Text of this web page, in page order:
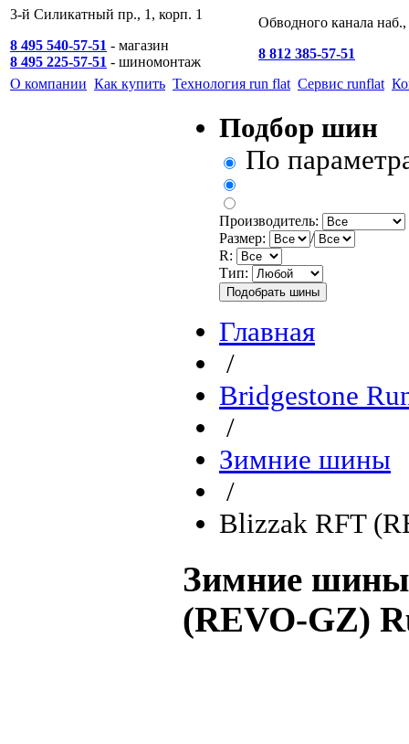
3-й Силикатный пр., 1, корп. 1
8 495 540-57-51 - магазин
8 495 225-57-51 - шиномонтаж
Обводного канала
8 812 385-57-51
О компании Как купить Технология run flat Сервис runflat
Подбор шин
По
Производитель:
Размер:
/
R:
Тип:
Главная
/
Bridgestone
/
Зимние шины
/
Blizzak RFT
Зимние шины
(REVO-GZ)